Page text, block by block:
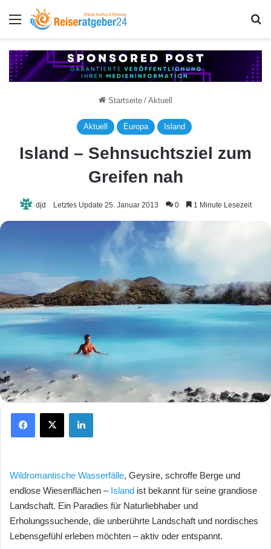
Menü
Startseite / Aktuell
Aktuell Europa Island
Island – Sehnsuchtsziel zum
Greifen nah
djd Letztes Update 25. Januar 2013 0 1 Minute Lesezeit
X
Wildromantische Wasserfälle, Geysire, schroffe Berge und
endlose Wiesenflächen – Island ist bekannt für seine grandiose
Landschaft. Ein Paradies für Naturliebhaber und
Erholungssuchende, die unberührte Landschaft und nordisches
Lebensgefühl erleben möchten – aktiv oder entspannt.